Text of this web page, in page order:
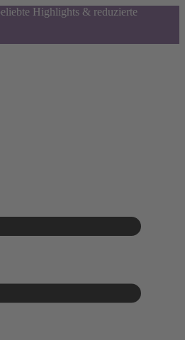
Highlights & reduzierte